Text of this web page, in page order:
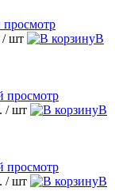
/ шт
В
просмотр
/ шт
В
просмотр
/ шт
В